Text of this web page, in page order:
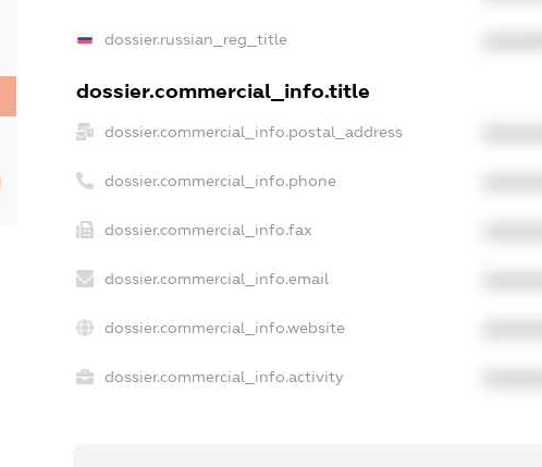
dossier.russian_reg_title
dossier.commercial_info.title
dossier.commercial_info.postal_address
dossier.commercial_info.phone
dossier.commercial_info.fax
dossier.commercial_info.email
dossier.commercial_info.website
dossier.commercial_info.activity